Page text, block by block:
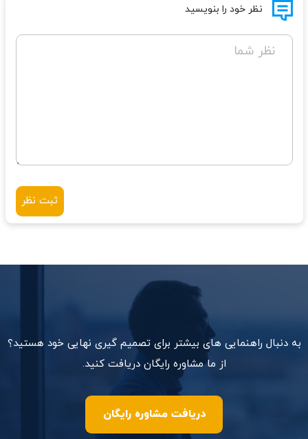
نظر خود را بنویسید
نظر شما
ثبت نظر
به دنبال راهنمایی های بیشتر برای تصمیم گیری نهایی خود هستید؟
از ما مشاوره رایگان دریافت کنید.
دریافت مشاوره رایگان